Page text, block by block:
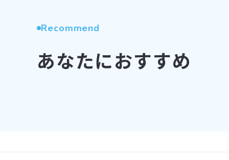
Recommend
あなたにおすすめ